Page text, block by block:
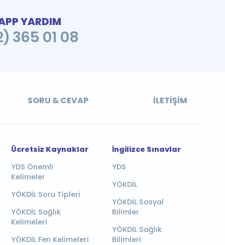
YARDIM
365 01 08
SORU & CEVAP İLETIŞIM
Ücretsiz Kaynaklar
YDS Önemli
Kelimeler
YÖKDİL Soru Tipleri
YÖKDİL Sağlık
Kelimeleri
YÖKDİL Fen Kelimeleri
İngilizce Sınavlar
YDS
YÖKDİL
YÖKDİL Sosyal
Bilimler
YÖKDİL Sağlık
Bilimleri